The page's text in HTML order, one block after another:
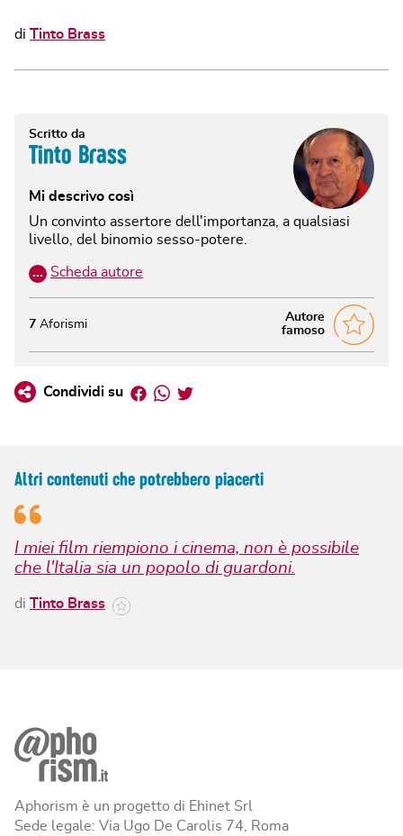
di Tinto Brass
Scritto da
Tinto Brass
Mi descrivo così
Un convinto assertore dell'importanza, a qualsiasi
livello, del binomio sesso-potere.
… Scheda autore
Autore
famoso
7 Aforismi
Condividi su Facebook
Whatsapp
Twitter
Altri contenuti che potrebbero piacerti
I miei film riempiono i cinema, non è possibile
che l'Italia sia un popolo di guardoni.
di Tinto Brass
Aphorism è un progetto di Ehinet Srl
Sede legale: Via Ugo De Carolis 74, Roma